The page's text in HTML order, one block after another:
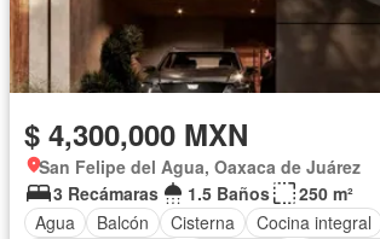
$ 4,300,000 MXN
San Felipe del Agua, Oaxaca de Juárez
3 Recámaras
1.5 Baños
250 m²
Agua
Balcón Cisterna
Cocina integral